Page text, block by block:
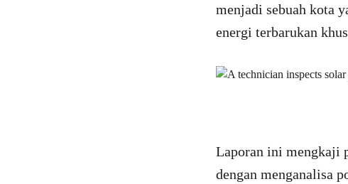
menjadi sebuah kota
energi terbarukan
Laporan ini mengkaji
dengan menganalisa